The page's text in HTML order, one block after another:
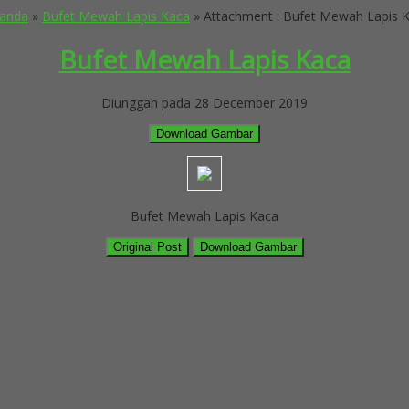
» Bufet Mewah Lapis Kaca » Attachment : Bufet Mewah Lapis
Bufet Mewah Lapis Kaca
Diunggah pada 28 December 2019
Download Gambar
Bufet Mewah Lapis Kaca
Original Post Download Gambar